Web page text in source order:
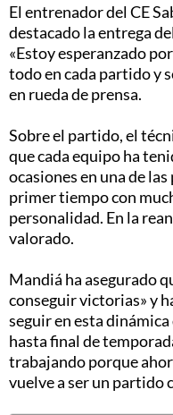
El entrenador del CE
destacado la entrega
«Estoy esperanzado
todo en cada partido y
en rueda de prensa.
Sobre el partido, el
que cada equipo ha
ocasiones en una de
primer tiempo con
personalidad. En la
valorado.
Mandiá ha asegurado
conseguir victorias» y
seguir en esta
hasta final de
trabajando porque
vuelve a ser un partido